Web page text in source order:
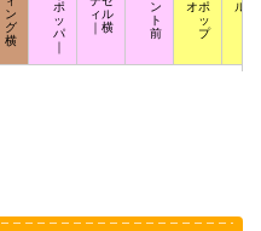
ン
グ
横
ポ
ッ
パ
｜
ィル
｜横
ン
ト
前
オポ
ッ
プ
ルロ